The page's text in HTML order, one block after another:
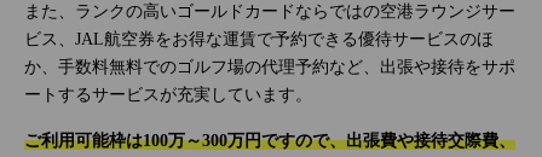
また、ランクの高いゴールドカードならではの空港ラウンジサー
ビス、JAL航空券をお得な運賃で予約できる優待サービスのほ
か、手数料無料でのゴルフ場の代理予約など、出張や接待をサポ
ートするサービスが充実しています。
ご利用可能枠は100万～300万円ですので、出張費や接待交際費、